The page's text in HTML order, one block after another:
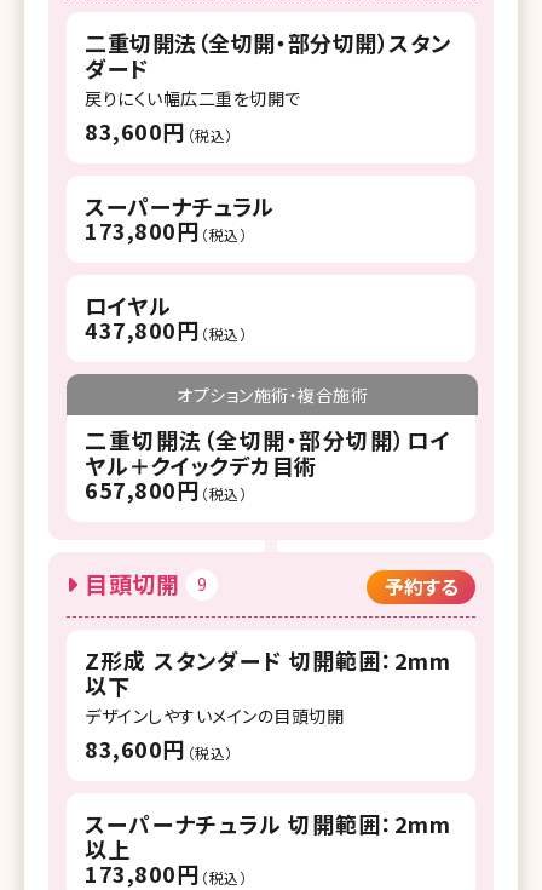
二重切開法（全切開・部分切開）スタン
ダード
戻りにくい幅広二重を切開で
83,600円 （税込）
スーパーナチュラル
173,800円 （税込）
ロイヤル
437,800円 （税込）
オプション施術・複合施術
二重切開法（全切開・部分切開）ロイ
ヤル＋クイックデカ目術
657,800円 （税込）
目頭切開 9 予約する
Z形成 スタンダード 切開範囲：2mm
以下
デザインしやすいメインの目頭切開
83,600円 （税込）
スーパーナチュラル 切開範囲：2mm
以上
173,800円 （税込）